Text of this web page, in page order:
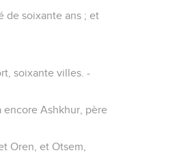
de soixante ans ; et
soixante villes. -
encore Ashkhur, père
Oren, et Otsem,